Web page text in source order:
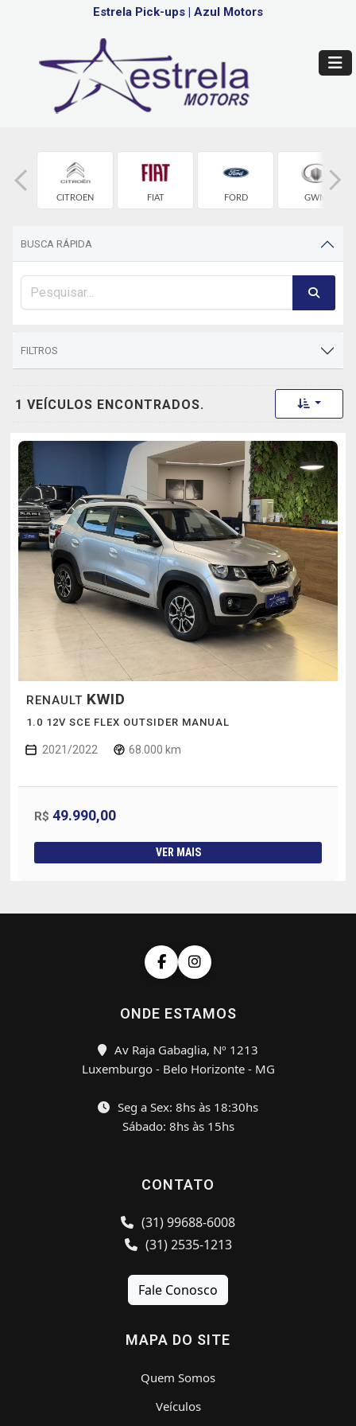
Estrela Pick-ups | Azul Motors
CITROEN FIAT FORD GWM
BUSCA RÁPIDA
FILTROS
1 VEÍCULOS ENCONTRADOS. Toggle
RENAULT KWID
1.0 12V SCE FLEX OUTSIDER MANUAL
2021/2022 68.000 km
R$ 49.990,00
VER MAIS
ONDE ESTAMOS
Av Raja Gabaglia, Nº 1213
Luxemburgo - Belo Horizonte - MG
Seg a Sex: 8hs às 18:30hs
Sábado: 8hs às 15hs
CONTATO
(31) 99688-6008
(31) 2535-1213
Fale Conosco
MAPA DO SITE
Quem Somos
Veículos